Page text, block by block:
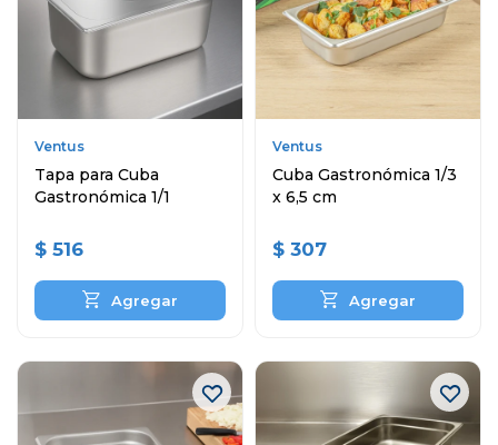
Ventus
Tapa para Cuba
Gastronómica 1/1
$ 516
Ventus
Cuba Gastronómica 1/3
x 6,5 cm
$ 307